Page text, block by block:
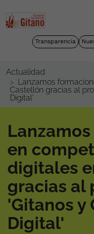
Transparencia
Actualidad
Lanzamos
Castellón gracias al
Digital'
en
digitales
gracias al
'Gitanos y
Digital'